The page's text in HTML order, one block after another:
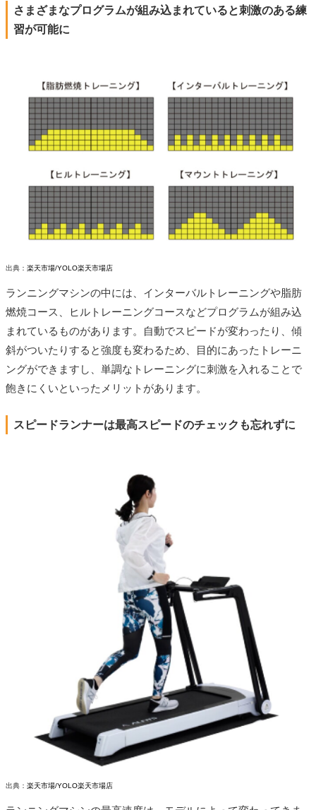
さまざまなプログラムが組み込まれていると刺激のある練
習が可能に
出典： 楽天市場/YOLO楽天市場店
ランニングマシンの中には、インターバルトレーニングや脂肪
燃焼コース、ヒルトレーニングコースなどプログラムが組み込
まれているものがあります。自動でスピードが変わったり、傾
斜がついたりすると強度も変わるため、目的にあったトレーニ
ングができますし、単調なトレーニングに刺激を入れることで
飽きにくいといったメリットがあります。
スピードランナーは最高スピードのチェックも忘れずに
出典： 楽天市場/YOLO楽天市場店